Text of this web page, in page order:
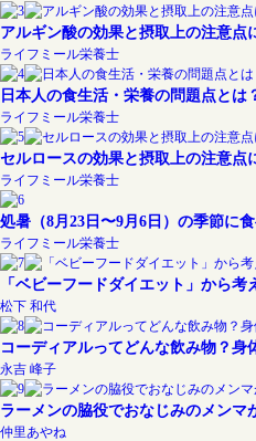
アルギン酸の効果と摂取上の注意点
ライフミール栄養士
日本人の食生活・栄養の問題点と
ライフミール栄養士
セルロースの効果と摂取上の注意点
ライフミール栄養士
処暑（8月23日〜9月6日）の季節に
ライフミール栄養士
「ベビーフードダイエット」から
松下 和代
コーディアルってどんな飲み物？
永吉 峰子
ラーメンの脇役でおなじみのメン
仲里あやね